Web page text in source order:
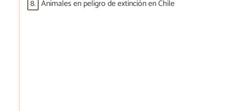
8. Animales en peligro de extinción en Chile